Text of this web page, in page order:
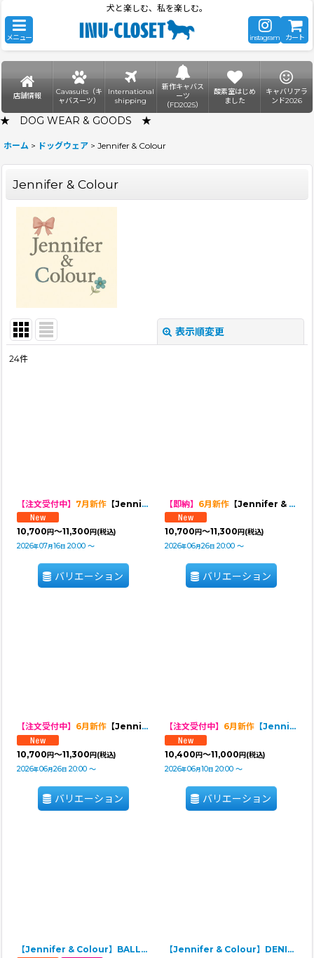
犬と楽しむ、私を楽しむ。
メニュー instagram カート
店舗情報
Cavasuits（キ
ャバスーツ）
International
shipping
新作キャバス
ーツ
（FD2025）
酸素室はじめ
ました
キャバリアラ
ンド2026
★ DOG WEAR & GOODS ★
ホーム > ドッグウェア > Jennifer & Colour
Jennifer & Colour
表示順変更
24件
【注文受付中】 7月新作 【Jennifer & Colour】BALLOON ROMPERS（バルーンロンパース）リゾラバ
10,700 円～11,300 円 (税込)
2026年07月16日 20:00 ～
バリエーション
【即納】 6月新作 【Jennifer & Colour】BALLOON ROMPERS（バルーンロンパース）Many Hearts
10,700 円～11,300 円 (税込)
2026年06月26日 20:00 ～
バリエーション
【注文受付中】 6月新作 【Jennifer & Colour】BALLOON ROMPERS（バルーンロンパース）MINT：Chalk Stripe
10,700円～11,300円(税込)
2026年06月26日 20:00 ～
バリエーション
【注文受付中】 6月新作 【Jennifer & Colour】Switch Dress
10,400円～11,000円(税込)
2026年06月10日 20:00 ～
バリエーション
【Jennifer & Colour】BALLOON ROMPERS（バルーンロンパース）PINK STRIPE
【Jennifer & Colour】DENIM DRESS（デニムドレス）